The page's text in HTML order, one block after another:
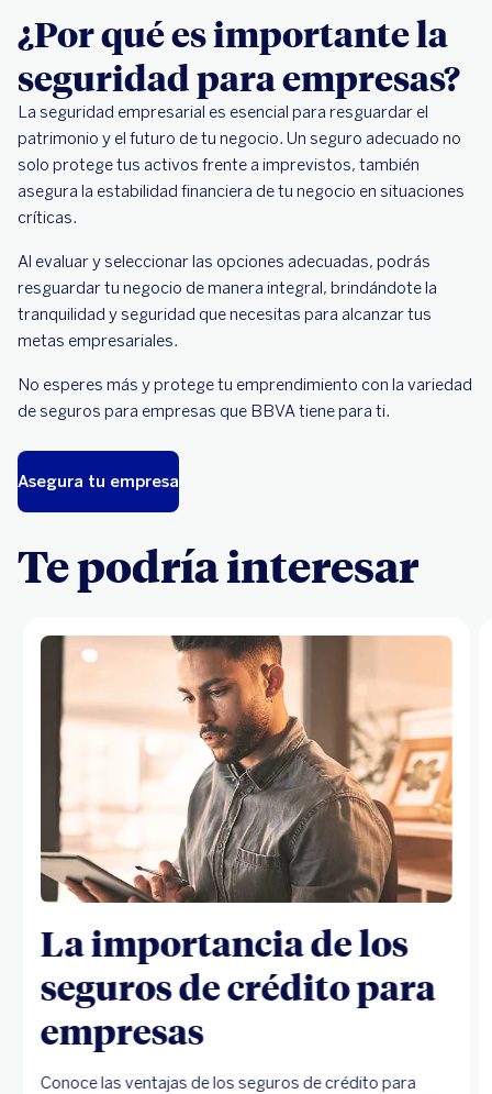
¿Por qué es importante la
seguridad para empresas?
La seguridad empresarial es esencial para resguardar el
patrimonio y el futuro de tu negocio. Un seguro adecuado no
solo protege tus activos frente a imprevistos, también
asegura la estabilidad financiera de tu negocio en situaciones
críticas.
Al evaluar y seleccionar las opciones adecuadas, podrás
resguardar tu negocio de manera integral, brindándote la
tranquilidad y seguridad que necesitas para alcanzar tus
metas empresariales.
No esperes más y protege tu emprendimiento con la variedad
de seguros para empresas que BBVA tiene para ti.
Asegura tu empresa
Te podría interesar
La importancia de los
seguros de crédito para
empresas
Conoce las ventajas de los seguros de crédito para